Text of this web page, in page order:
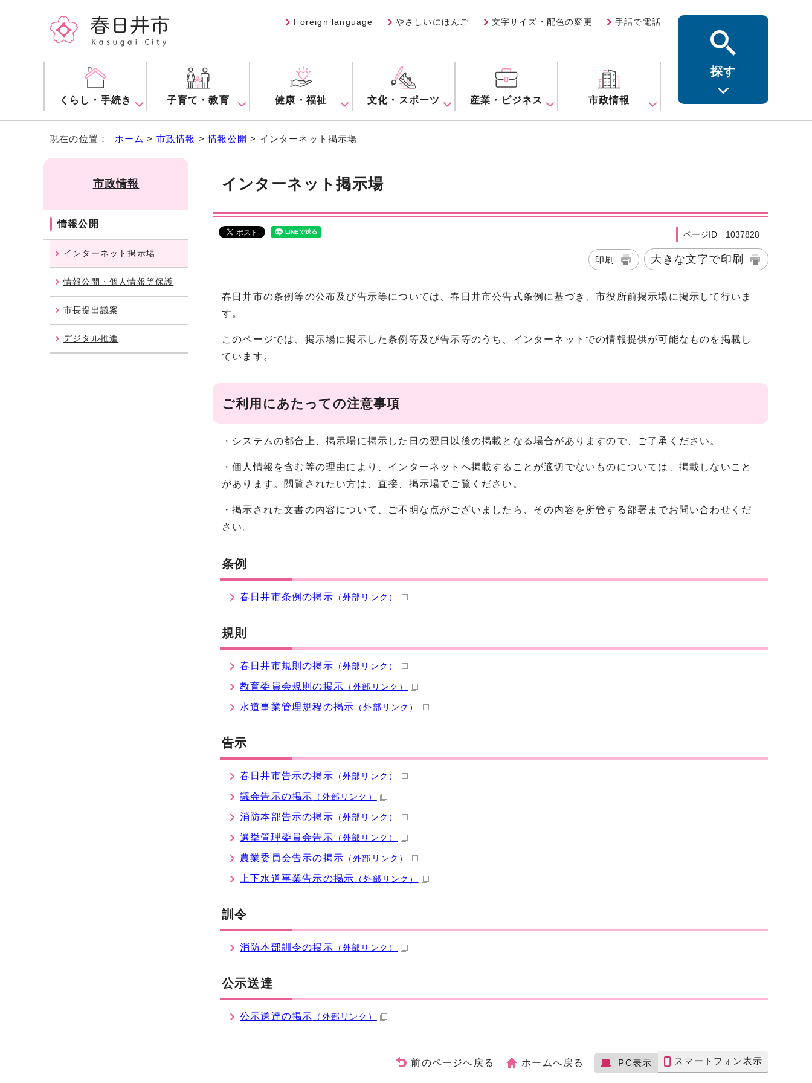
Foreign language やさしいにほんご 文字サイズ・配色の変更 手話で電話
くらし・手続き 子育て・教育 健康・福祉 文化・スポーツ 産業・ビジネス 市政情報
探す
現在の位置： ホーム > 市政情報 >情報公開 > インターネット掲示場
インターネット掲示場
ページID 1037828
印刷 大きな文字で印刷
春日井市の条例等の公布及び告示等については、春日井市公告式条例に基づき、市役所前掲示場に掲示して行いま
す。
このページでは、掲示場に掲示した条例等及び告示等のうち、インターネットでの情報提供が可能なものを掲載し
ています。
ご利用にあたっての注意事項
・システムの都合上、掲示場に掲示した日の翌日以後の掲載となる場合がありますので、ご了承ください。
・個人情報を含む等の理由により、インターネットへ掲載することが適切でないものについては、掲載しないこと
があります。閲覧されたい方は、直接、掲示場でご覧ください。
・掲示された文書の内容について、ご不明な点がございましたら、その内容を所管する部署までお問い合わせくだ
さい。
条例
春日井市条例の掲示 （外部リンク）
規則
春日井市規則の掲示 （外部リンク）
教育委員会規則の掲示 （外部リンク）
水道事業管理規程の掲示 （外部リンク）
告示
春日井市告示の掲示 （外部リンク）
議会告示の掲示 （外部リンク）
消防本部告示の掲示 （外部リンク）
選挙管理委員会告示 （外部リンク）
農業委員会告示の掲示 （外部リンク）
上下水道事業告示の掲示 （外部リンク）
訓令
消防本部訓令の掲示 （外部リンク）
公示送達
公示送達の掲示 （外部リンク）
市政情報
情報公開
インターネット掲示場
情報公開・個人情報等保護
市長提出議案
デジタル推進
前のページへ戻る ホームへ戻る PC表示 スマートフォン表示